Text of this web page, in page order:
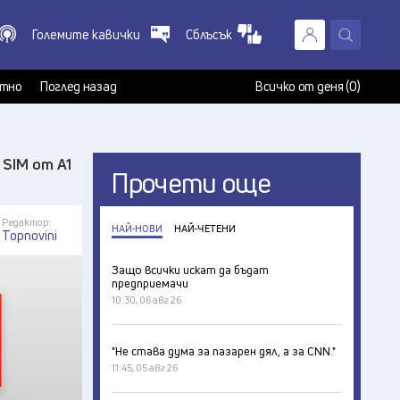
X
Големите кавички Сблъсък
Поглед назад Всичко от деня (0)
от A1
Редактор:
Topnovini
Прочети още
НАЙ-НОВИ НАЙ-ЧЕТЕНИ
Защо всички искат да бъдат
предприемачи
10:30, 06 авг 26
"Не става дума за пазарен дял, а за CNN."
11:45, 05 авг 26